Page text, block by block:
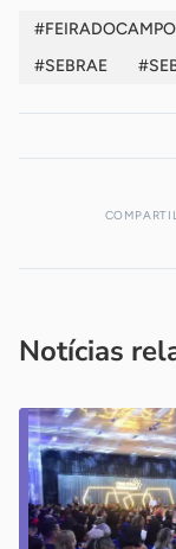
#FEIRADOCAMPO
#SEBRAE
Notícias